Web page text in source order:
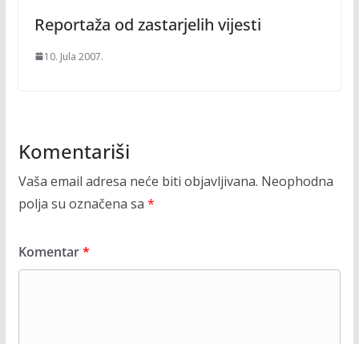
Reportaža od zastarjelih vijesti
10. Jula 2007.
Komentariši
Vaša email adresa neće biti objavljivana. Neophodna
polja su označena sa *
Komentar*